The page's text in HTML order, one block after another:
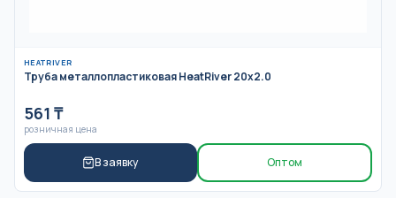
HEATRIVER
Труба металлопластиковая HeatRiver 20x2.0
561 ₸
розничная цена
В заявку Оптом